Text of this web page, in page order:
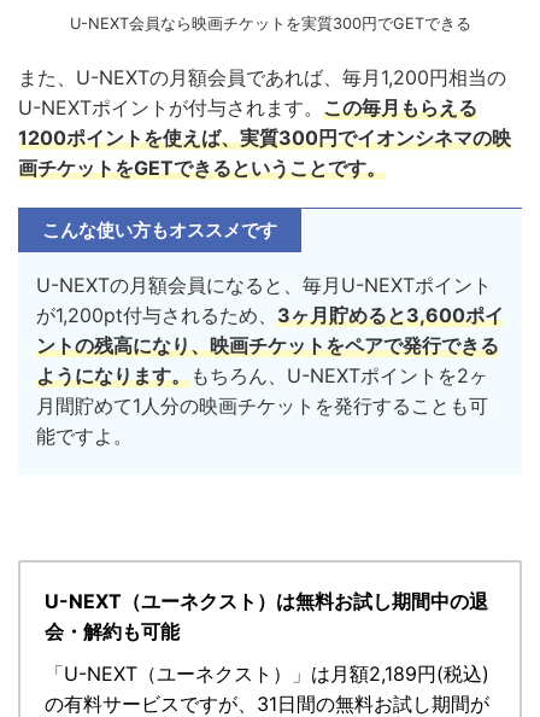
U-NEXT会員なら映画チケットを実質300円でGETできる
また、U-NEXTの月額会員であれば、毎月1,200円相当の
U-NEXTポイントが付与されます。 この毎月もらえる
1200ポイントを使えば、実質300円でイオンシネマの映
画チケットをGETできるということです。
こんな使い方もオススメです
U-NEXTの月額会員になると、毎月U-NEXTポイント
が1,200pt付与されるため、 3ヶ月貯めると3,600ポイ
ントの残高になり、映画チケットをペアで発行できる
ようになります。もちろん、U-NEXTポイントを2ヶ
月間貯めて1人分の映画チケットを発行することも可
能ですよ。
U-NEXT（ユーネクスト）は無料お試し期間中の退
会・解約も可能
「U-NEXT（ユーネクスト） 」 は月額2,189円(税込)
の有料サービスですが、 31日間の無料お試し期間が